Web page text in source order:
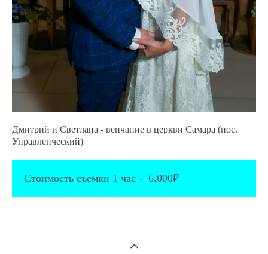
Дмитрий и Светлана - венчание в церкви Самара (пос.
Управленческий)
Стоимость съемки 1 час - 6.000₽